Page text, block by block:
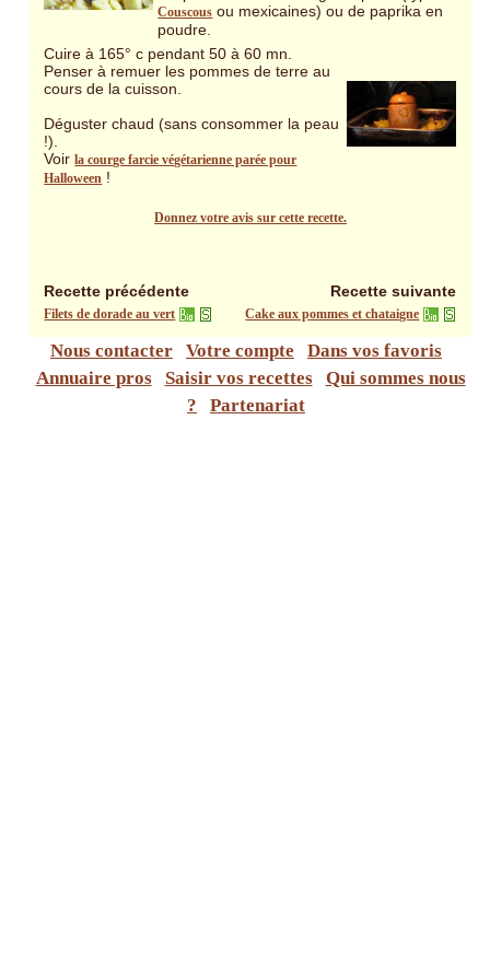
Couscous ou mexicaines) ou de paprika en
poudre.
Cuire à 165° c pendant 50 à 60 mn.
Penser à remuer les pommes de terre au
cours de la cuisson.
Déguster chaud (sans consommer la peau
!).
Voirla courge farcie végétarienne parée pour
Halloween !
Donnez votre avis sur cette recette.
Recette précédente Recette suivante
Filets de dorade au vert Cake aux pommes et chataigne
Nous contacter Votre compte
Dans vos favoris
Annuaire pros
Saisir vos recettes
Qui sommes nous
?
Partenariat